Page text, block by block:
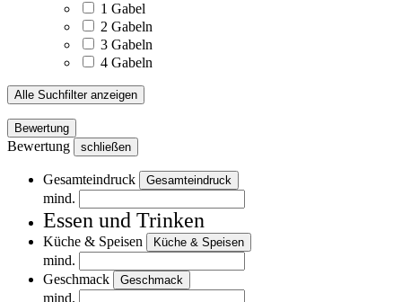
1 Gabel
2 Gabeln
3 Gabeln
4 Gabeln
Alle Suchfilter anzeigen
Bewertung
Bewertung schließen
Gesamteindruck Gesamteindruck
mind.
Essen und Trinken
Küche & Speisen Küche & Speisen
mind.
Geschmack
Geschmack
mind.